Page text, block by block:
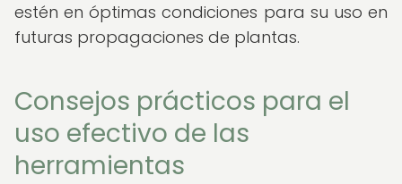
estén en óptimas condiciones para su uso en
futuras propagaciones de plantas.
Consejos prácticos para el
uso efectivo de las
herramientas